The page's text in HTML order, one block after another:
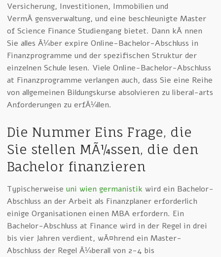
Versicherung, Investitionen, Immobilien und
VermÃ¶gensverwaltung, und eine beschleunigte Master
of Science Finance Studiengang bietet. Dann kÃ¶nnen
Sie alles Ã¼ber expire Online-Bachelor-Abschluss in
Finanzprogramme und der spezifischen Struktur der
einzelnen Schule lesen. Viele Online-Bachelor-Abschluss
at Finanzprogramme verlangen auch, dass Sie eine Reihe
von allgemeinen Bildungskurse absolvieren zu liberal-arts
Anforderungen zu erfÃ¼llen.
Die Nummer Eins Frage, die
Sie stellen MÃ¼ssen, die den
Bachelor finanzieren
Typischerweise uni wien germanistik wird ein Bachelor-
Abschluss an der Arbeit als Finanzplaner erforderlich
einige Organisationen einen MBA erfordern. Ein
Bachelor-Abschluss at Finance wird in der Regel in drei
bis vier Jahren verdient, wÃ¤hrend ein Master-
Abschluss der Regel Ã¼berall von 2-4 bis